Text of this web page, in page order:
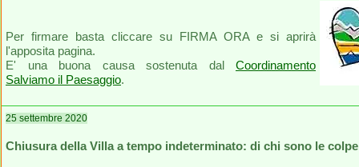
Per firmare basta cliccare su FIRMA ORA e si aprirà
l'apposita pagina.
E' una buona causa sostenuta dal Coordinamento
Salviamo il Paesaggio.
25 settembre 2020
Chiusura della Villa a tempo indeterminato: di chi sono le